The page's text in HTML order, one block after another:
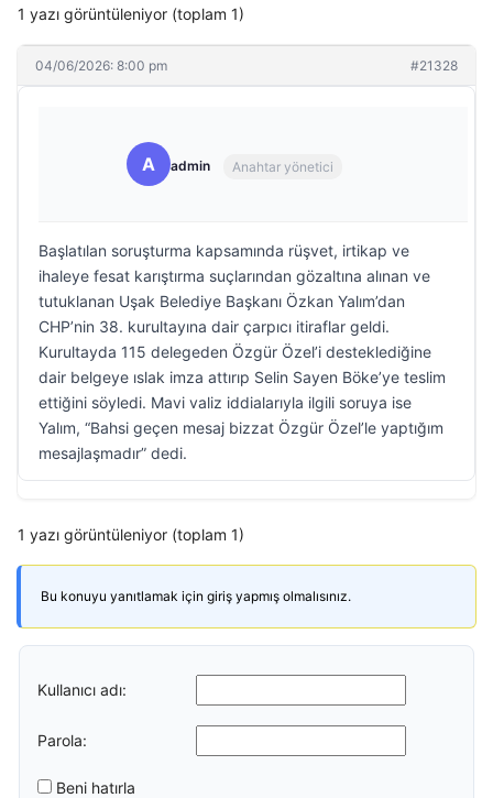
1 yazı görüntüleniyor (toplam 1)
04/06/2026: 8:00 pm #21328
A admin Anahtar yönetici
Başlatılan soruşturma kapsamında rüşvet, irtikap ve
ihaleye fesat karıştırma suçlarından gözaltına alınan ve
tutuklanan Uşak Belediye Başkanı Özkan Yalım’dan
CHP’nin 38. kurultayına dair çarpıcı itiraflar geldi.
Kurultayda 115 delegeden Özgür Özel’i desteklediğine
dair belgeye ıslak imza attırıp Selin Sayen Böke’ye teslim
ettiğini söyledi. Mavi valiz iddialarıyla ilgili soruya ise
Yalım, “Bahsi geçen mesaj bizzat Özgür Özel’le yaptığım
mesajlaşmadır” dedi.
1 yazı görüntüleniyor (toplam 1)
Bu konuyu yanıtlamak için giriş yapmış olmalısınız.
Kullanıcı adı:
Parola:
Beni hatırla